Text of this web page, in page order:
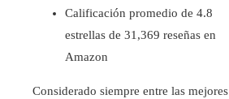
Calificación promedio de 4.8
estrellas de 31,369 reseñas en
Amazon
Considerado siempre entre las mejores